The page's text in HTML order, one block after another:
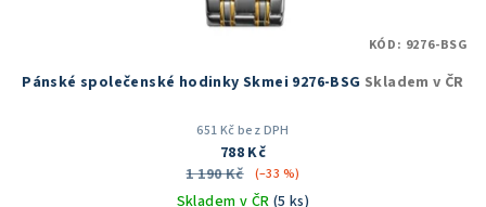
Pánské společenské hodinky Skmei 9276-BSG Skladem v ČR
651 Kč bez DPH
788 Kč
1 190 Kč
(–33 %)
Skladem v ČR (5 ks)
KÓD: 9276-BSG